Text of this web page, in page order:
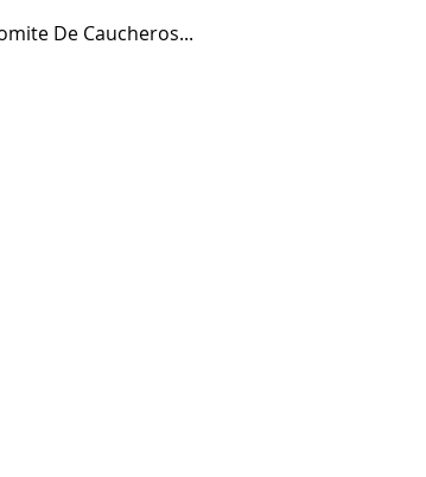
De Caucheros...